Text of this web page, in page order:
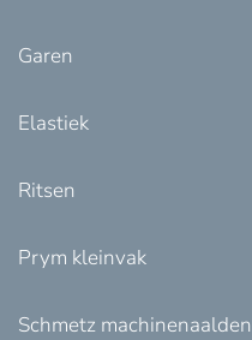
Garen
Elastiek
Ritsen
Prym kleinvak
Schmetz machinenaalden